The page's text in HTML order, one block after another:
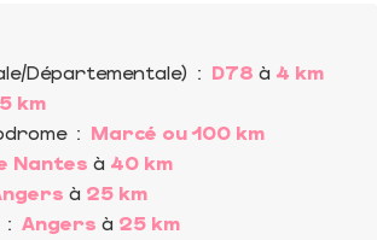
Départementale) : D78 à 4 km
km
: Marcé ou 100 km
Nantes à 40 km
à 25 km
Angers à 25 km